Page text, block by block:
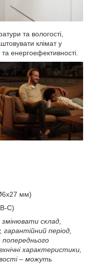
та вологості,
клімат у
енергоефективності.
мм)
C)
склад,
період,
попереднього
характеристики,
– можуть